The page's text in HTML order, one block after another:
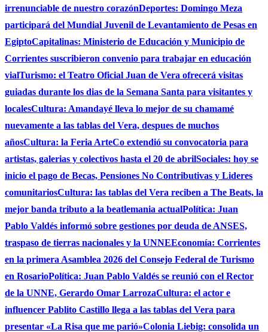
irrenunciable de nuestro corazónDeportes: Domingo Meza
participará del Mundial Juvenil de Levantamiento de Pesas en
EgiptoCapitalinas: Ministerio de Educación y Municipio de
Corrientes suscribieron convenio para trabajar en educación
vialTurismo: el Teatro Oficial Juan de Vera ofrecerá visitas
guiadas durante los dias de la Semana Santa para visitantes y
localesCultura: Amandayé lleva lo mejor de su chamamé
nuevamente a las tablas del Vera, despues de muchos
añosCultura: la Feria ArteCo extendió su convocatoria para
artistas, galerias y colectivos hasta el 20 de abrilSociales: hoy se
inicio el pago de Becas, Pensiones No Contributivas y Lideres
comunitariosCultura: las tablas del Vera reciben a The Beats, la
mejor banda tributo a la beatlemania actualPolítica: Juan
Pablo Valdés informó sobre gestiones por deuda de ANSES,
traspaso de tierras nacionales y la UNNEEconomía: Corrientes
en la primera Asamblea 2026 del Consejo Federal de Turismo
en RosarioPolítica: Juan Pablo Valdés se reunió con el Rector
de la UNNE, Gerardo Omar LarrozaCultura: el actor e
influencer Pablito Castillo llega a las tablas del Vera para
presentar «La Risa que me parió»Colonia Liebig: consolida un